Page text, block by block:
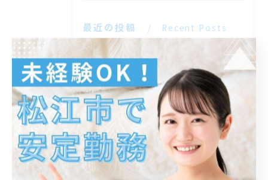
最近の投稿 Recent Posts
2026/07/16
2026/07/16